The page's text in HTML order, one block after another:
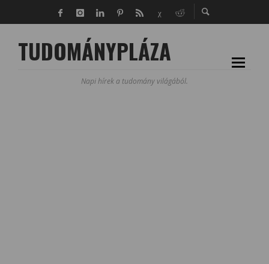
TUDOMÁNYPLÁZA
Napi hírek a tudomány világából.